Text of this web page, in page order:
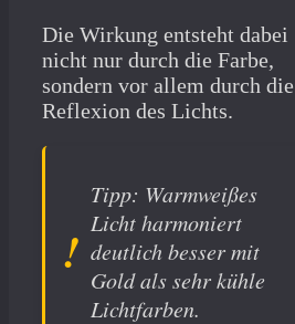
Die Wirkung entsteht dabei
nicht nur durch die Farbe,
sondern vor allem durch die
Reflexion des Lichts.
Tipp: Warmweißes
Licht harmoniert
deutlich besser mit
Gold als sehr kühle
Lichtfarben.